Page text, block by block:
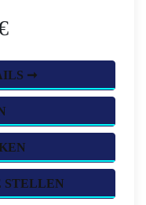
➞
STELLEN